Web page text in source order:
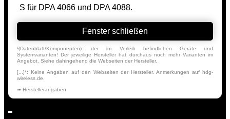
S für DPA 4066 und DPA 4088.
Fenster schließen
¹(Datenblatt/Komponenten): der im Verleih befindlichen Geräte und
Systemvarianten! Der jeweilige Hersteller hat durchaus noch mehr Varianten im
Angebot. Siehe dahingehend die Webseiten der Hersteller.
[...]*: Keine Angaben auf den Webseiten der Hersteller. Anmerkungen auf hdg-
wireless.de.
➠ Herstellerangaben